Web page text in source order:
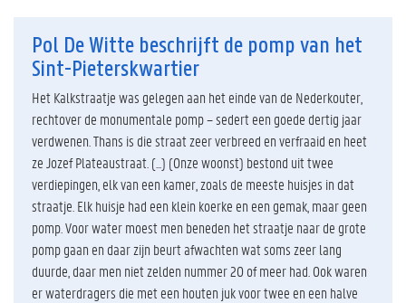
Pol De Witte beschrijft de pomp van het
Sint-Pieterskwartier
Het Kalkstraatje was gelegen aan het einde van de Nederkouter,
rechtover de monumentale pomp – sedert een goede dertig jaar
verdwenen. Thans is die straat zeer verbreed en verfraaid en heet
ze Jozef Plateaustraat. (...) (Onze woonst) bestond uit twee
verdiepingen, elk van een kamer, zoals de meeste huisjes in dat
straatje. Elk huisje had een klein koerke en een gemak, maar geen
pomp. Voor water moest men beneden het straatje naar de grote
pomp gaan en daar zijn beurt afwachten wat soms zeer lang
duurde, daar men niet zelden nummer 20 of meer had. Ook waren
er waterdragers die met een houten juk voor twee en een halve